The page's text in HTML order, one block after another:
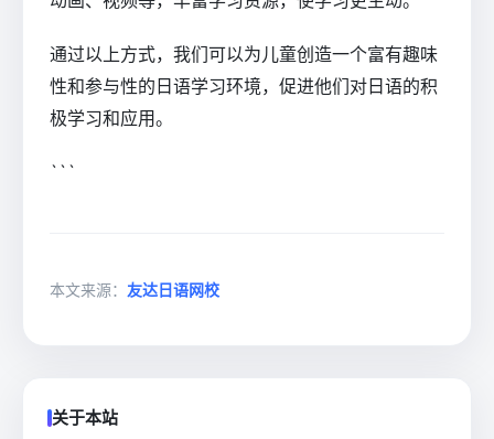
通过以上方式，我们可以为儿童创造一个富有趣味
性和参与性的日语学习环境，促进他们对日语的积
极学习和应用。
```
本文来源： 友达日语网校
关于本站